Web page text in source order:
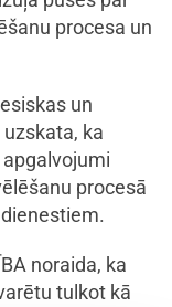
procesa un
un
ka
procesā
noraida, ka
tulkot kā